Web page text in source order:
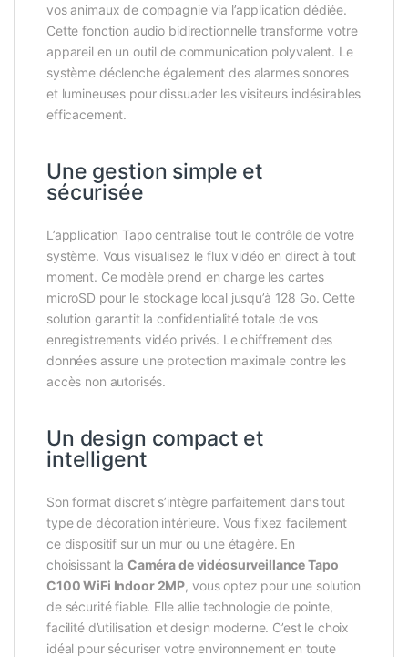
vos animaux de compagnie via l’application dédiée.
Cette fonction audio bidirectionnelle transforme votre
appareil en un outil de communication polyvalent. Le
système déclenche également des alarmes sonores
et lumineuses pour dissuader les visiteurs indésirables
efficacement.
Une gestion simple et
sécurisée
L’application Tapo centralise tout le contrôle de votre
système. Vous visualisez le flux vidéo en direct à tout
moment. Ce modèle prend en charge les cartes
microSD pour le stockage local jusqu’à 128 Go. Cette
solution garantit la confidentialité totale de vos
enregistrements vidéo privés. Le chiffrement des
données assure une protection maximale contre les
accès non autorisés.
Un design compact et
intelligent
Son format discret s’intègre parfaitement dans tout
type de décoration intérieure. Vous fixez facilement
ce dispositif sur un mur ou une étagère. En
choisissant la Caméra de vidéosurveillance Tapo
C100 WiFi Indoor 2MP, vous optez pour une solution
de sécurité fiable. Elle allie technologie de pointe,
facilité d’utilisation et design moderne. C’est le choix
idéal pour sécuriser votre environnement en toute